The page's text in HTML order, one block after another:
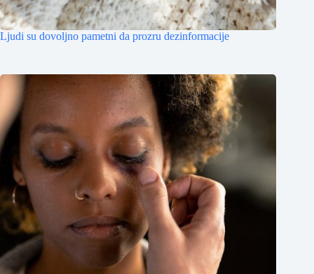
Ljudi su dovoljno pametni da prozru dezinformacije